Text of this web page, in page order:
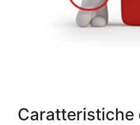
Caratteristiche